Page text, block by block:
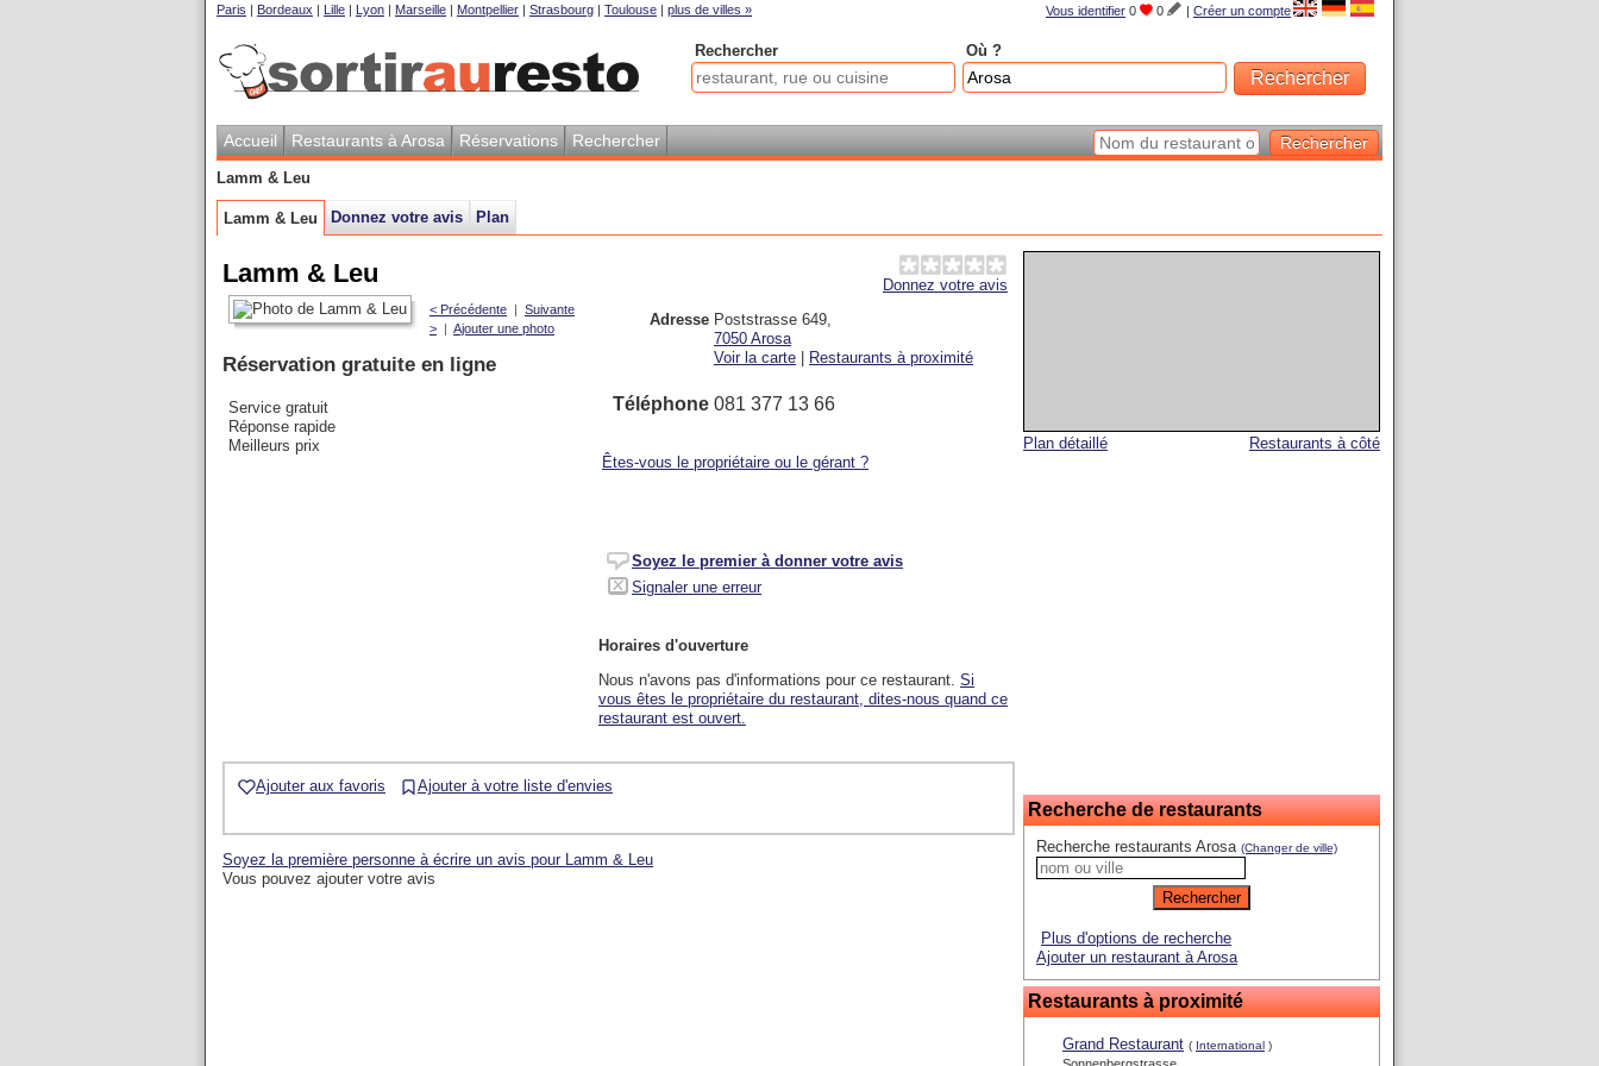
Vous identifier 0 0 | Créer un compte
Paris | Bordeaux | Lille | Lyon | Marseille | Montpellier | Strasbourg | Toulouse | plus de villes »
Rechercher Où ?
Accueil Restaurants à Arosa Réservations Rechercher
Lamm & Leu
Lamm & Leu Donnez votre avis Plan
Restaurants à côté
Plan détaillé
Recherche de restaurants
Recherche restaurants Arosa (Changer de ville)
Plus d'options de recherche
Ajouter un restaurant à Arosa
Restaurants à proximité
Grand Restaurant ( International )
Donnez votre avis
Lamm & Leu
Adresse Poststrasse 649,
7050 Arosa
Voir la carte
Restaurants à proximité
Téléphone 081 377 13 66
Êtes-vous le propriétaire ou le gérant ?
Soyez le premier à donner votre avis
Signaler une erreur
Horaires d'ouverture
Nous n'avons pas d'informations pour ce restaurant. Si
vous êtes le propriétaire du restaurant, dites-nous quand ce
restaurant est ouvert.
< Précédente | Suivante
> | Ajouter une photo
Réservation gratuite en ligne
Service gratuit
Réponse rapide
Meilleurs prix
Ajouter aux favoris Ajouter à votre liste d'envies
Soyez la première personne à écrire un avis pour Lamm & Leu
Vous pouvez ajouter votre avis